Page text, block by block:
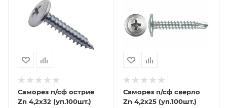
Саморез п/сф острие
Zn 4,2х32 (уп.100шт.)
Саморез п/сф сверло
Zn 4,2х25 (уп.100шт.)